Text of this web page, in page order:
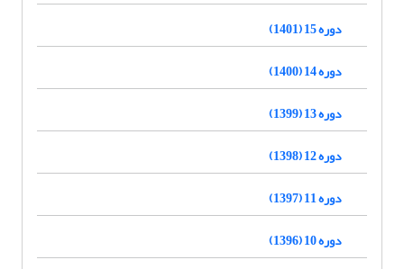
دوره 15 (1401)
دوره 14 (1400)
دوره 13 (1399)
دوره 12 (1398)
دوره 11 (1397)
دوره 10 (1396)